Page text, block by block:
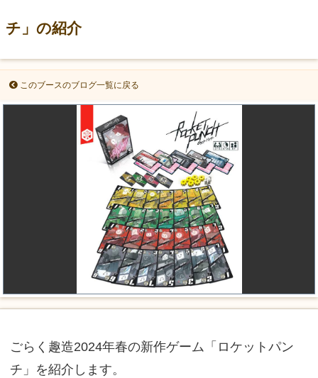
チ」の紹介
このブースのブログ一覧に戻る
ごらく趣造2024年春の新作ゲーム「ロケットパン
チ」を紹介します。